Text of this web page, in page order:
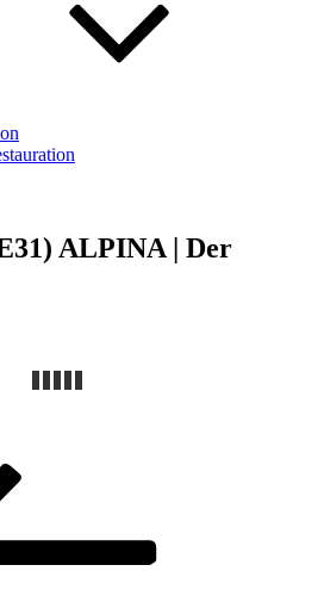
ALPINA | Der